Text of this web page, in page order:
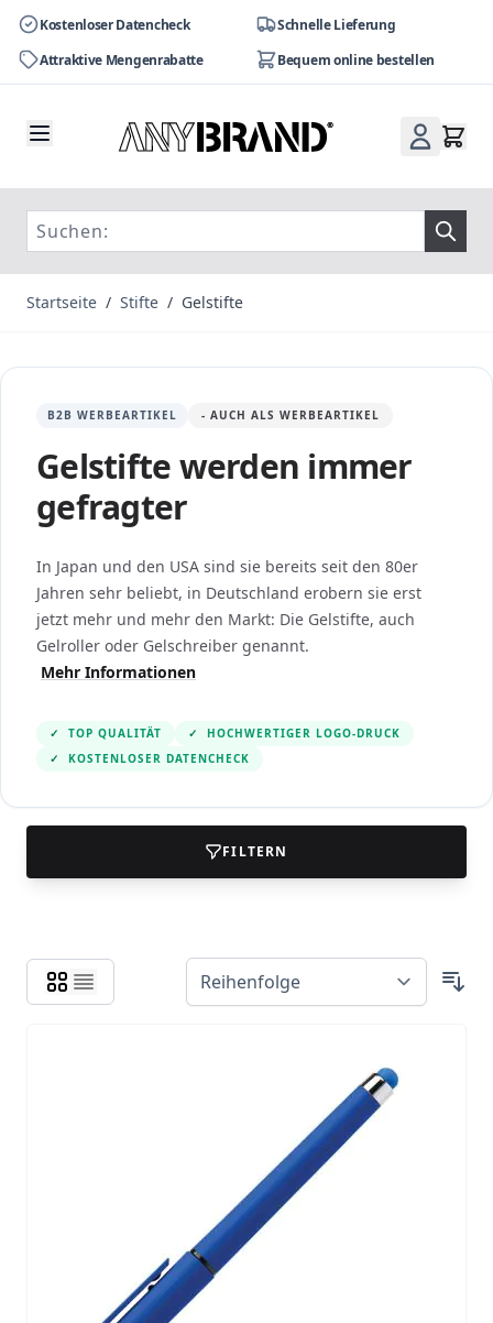
Kostenloser Datencheck
Schnelle Lieferung
Attraktive Mengenrabatte
Bequem online bestellen
Startseite / Stifte / Gelstifte
B2B WERBEARTIKEL - AUCH ALS WERBEARTIKEL
Gelstifte werden immer
gefragter
In Japan und den USA sind sie bereits seit den 80er
Jahren sehr beliebt, in Deutschland erobern sie erst
jetzt mehr und mehr den Markt: Die Gelstifte, auch
Gelroller oder Gelschreiber genannt.
Mehr Informationen
✓ TOP QUALITÄT ✓
HOCHWERTIGER LOGO-DRUCK
✓
KOSTENLOSER DATENCHECK
FILTERN